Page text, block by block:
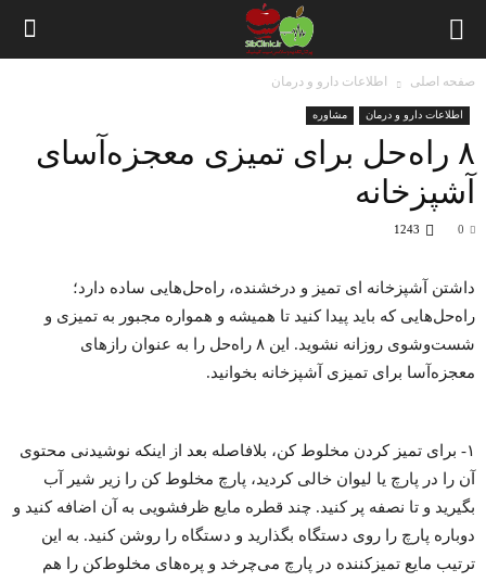
صفحه اصلی اطلاعات دارو و درمان
اطلاعات دارو و درمان مشاوره
۸ راه‌حل برای تمیزی معجزه‌آسای
آشپزخانه
0
1243
داشتن آشپزخانه ای تمیز و درخشنده، راه‌حل‌هایی ساده دارد؛
راه‌حل‌هایی که باید پیدا کنید تا همیشه و همواره مجبور به تمیزی و
شست‌وشوی روزانه نشوید. این ۸ راه‌حل را به عنوان رازهای
معجزه‌آسا برای تمیزی آشپزخانه بخوانید.
۱- برای تمیز کردن مخلوط‌ کن، بلافاصله بعد از اینکه نوشیدنی محتوی
آن را در پارچ یا لیوان خالی کردید، پارچ مخلوط‌ کن را زیر شیر آب
بگیرید و تا نصفه پر کنید. چند قطره مایع ظرفشویی به آن اضافه کنید و
دوباره پارچ را روی دستگاه بگذارید و دستگاه را روشن کنید. به این
ترتیب مایع تمیزکننده در پارچ می‌چرخد و پره‌های مخلوط‌کن را هم